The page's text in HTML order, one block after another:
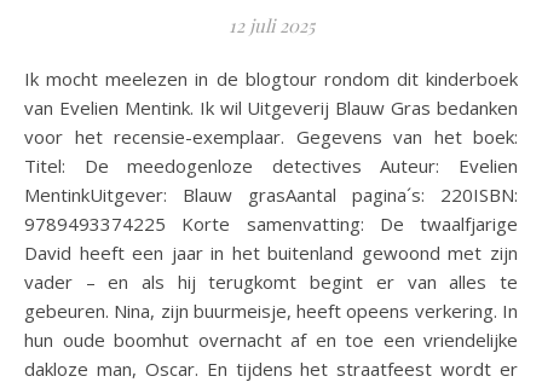
12 juli 2025
Ik mocht meelezen in de blogtour rondom dit kinderboek
van Evelien Mentink. Ik wil Uitgeverij Blauw Gras bedanken
voor het recensie-exemplaar. Gegevens van het boek:
Titel: De meedogenloze detectives Auteur: Evelien
MentinkUitgever: Blauw grasAantal pagina´s: 220ISBN:
9789493374225 Korte samenvatting: De twaalfjarige
David heeft een jaar in het buitenland gewoond met zijn
vader – en als hij terugkomt begint er van alles te
gebeuren. Nina, zijn buurmeisje, heeft opeens verkering. In
hun oude boomhut overnacht af en toe een vriendelijke
dakloze man, Oscar. En tijdens het straatfeest wordt er